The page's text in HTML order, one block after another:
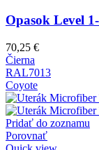
Opasok Level
70,25 €
Čierna
RAL7013
Coyote
Pridať do zoznamu
Porovnať